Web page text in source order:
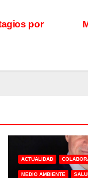
por
ACTUALIDAD
MEDIO AMBIENTE